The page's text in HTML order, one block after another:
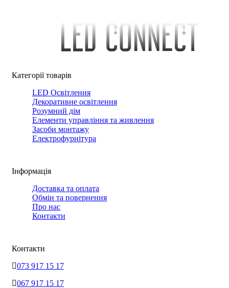
Категорії товарів
LED Освітлення
Декоративне освітлення
Розумний дім
Елементи управління та живлення
Засоби монтажу
Електрофурнітура
Інформація
Доставка та оплата
Обмін та повернення
Про нас
Контакти
Контакти
073 917 15 17
067 917 15 17